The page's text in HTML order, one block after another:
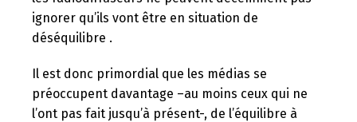
ignorer qu’ils vont être en situation de
déséquilibre .
Il est donc primordial que les médias se
préoccupent davantage –au moins ceux qui ne
l’ont pas fait jusqu’à présent-, de l’équilibre à